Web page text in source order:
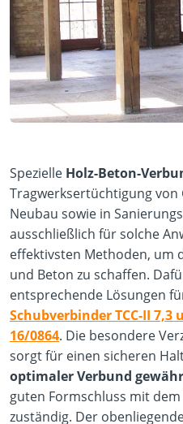
Spezielle Holz-Beton-
Tragwerksertüchtigung von
Neubau sowie in
ausschließlich für solche
effektivsten Methoden, um
und Beton zu schaffen.
entsprechende Lösungen
Schubverbinder TCC-II 7,3
16/0864. Die besondere
sorgt für einen sicheren
optimaler Verbund
guten Formschluss mit
zuständig. Der